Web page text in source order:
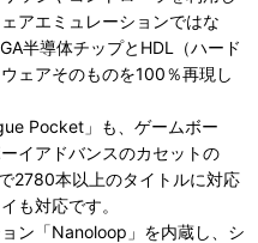
アエミュレーションではな
半導体チップとHDL（ハード
ェアそのものを100％再現し
Pocket」も、ゲームボー
イアドバンスのカセットの
2780本以上のタイトルに対応
も対応です。
ン「Nanoloop」を内蔵し、シ